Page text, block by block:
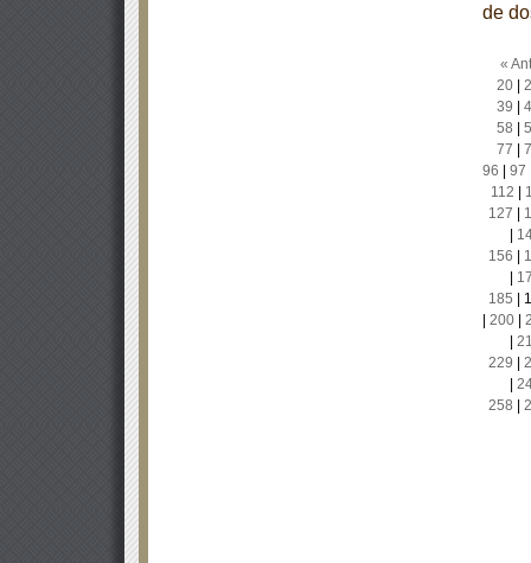
de
«
20|
39
58
77
96
97
112
127
156
185
200|
229
258